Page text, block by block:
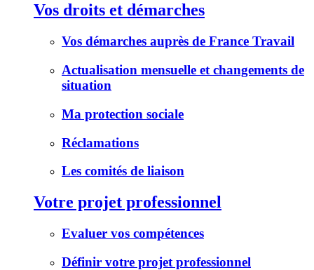
Vos droits et démarches
Vos démarches auprès de France Travail
Actualisation mensuelle et changements de
situation
Ma protection sociale
Réclamations
Les comités de liaison
Votre projet professionnel
Evaluer vos compétences
Définir votre projet professionnel